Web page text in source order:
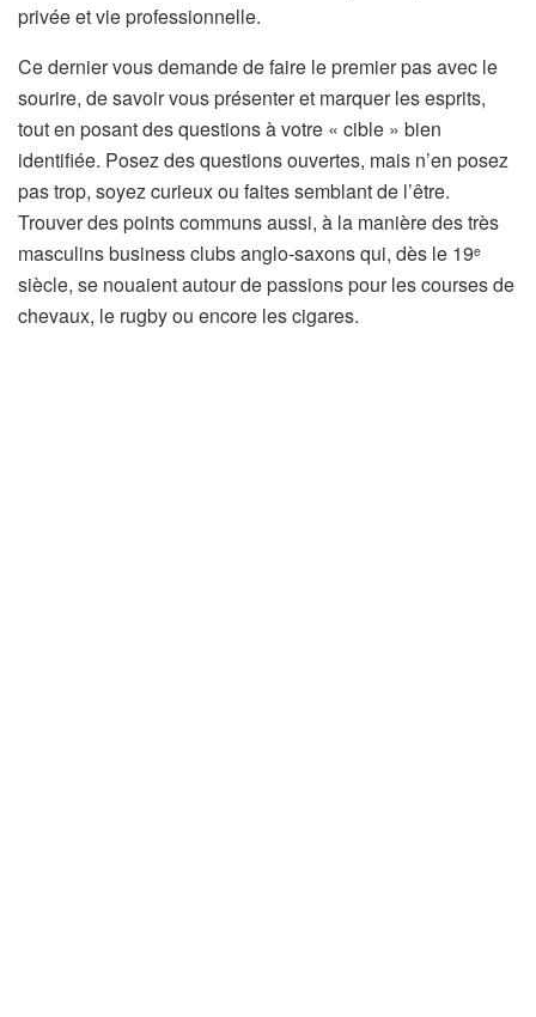
privée et vie professionnelle.
Ce dernier vous demande de faire le premier pas avec le
sourire, de savoir vous présenter et marquer les esprits,
tout en posant des questions à votre « cible » bien
identifiée. Posez des questions ouvertes, mais n’en posez
pas trop, soyez curieux ou faites semblant de l’être.
Trouver des points communs aussi, à la manière des très
masculins business clubs anglo-saxons qui, dès le 19e
siècle, se nouaient autour de passions pour les courses de
chevaux, le rugby ou encore les cigares.